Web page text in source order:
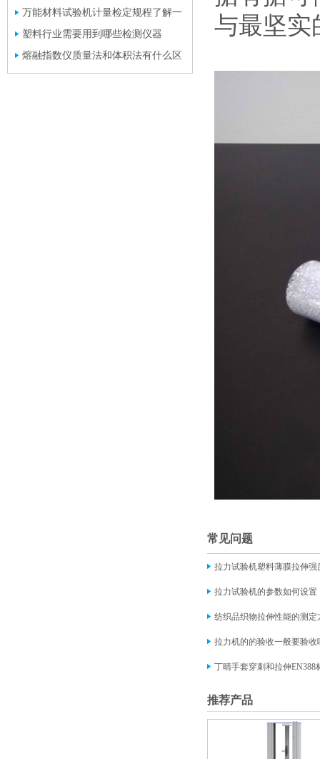
与最坚实
常见问题
拉力试验机塑料薄膜拉伸强
拉力试验机的参数如何设置
纺织品织物拉伸性能的测定
拉力机的的验收一般要验收
丁晴手套穿刺和拉伸EN388
推荐产品
试方法
万能材料试验机计量检定规程了解一
下塑料行业需要用到哪些检测仪器
熔融指数仪质量法和体积法有什么区
别？